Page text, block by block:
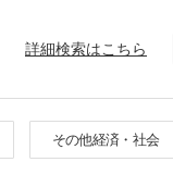
詳細検索はこちら
その他経済・社会